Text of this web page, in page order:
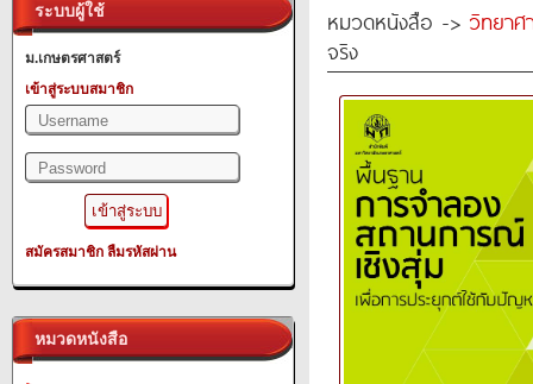
ระบบผู้ใช้
ม.เกษตรศาสตร์
เข้าสู่ระบบสมาชิก
สมัครสมาชิก ลืมรหัสผ่าน
หมวดหนังสือ
หมวดหนังสือ -> วิทยาศ
จริง